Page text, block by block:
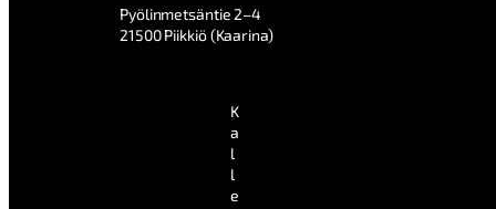
Pyölinmetsäntie 2–4
21500 Piikkiö (Kaarina)
K
a
l
l
e